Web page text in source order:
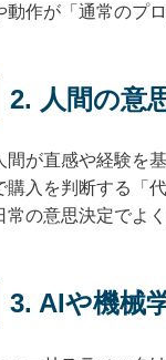
動作が「通常のプ
2. 人間の意
間が直感や経験を
購入を判断する「
常の意思決定でよ
3. AIや機械